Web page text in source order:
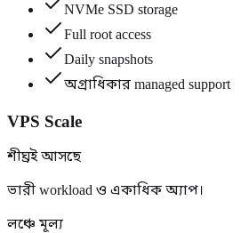
NVMe SSD storage
Full root access
Daily snapshots
অগ্রাধিকার managed support
VPS Scale
শীঘ্রই আসছে
ভারী workload ও একাধিক অ্যাপ।
লঞ্চে মূল্য